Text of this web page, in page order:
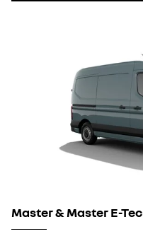
Master & Master E-